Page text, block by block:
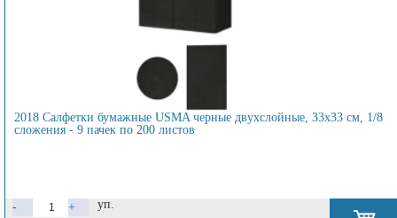
2018 Салфетки бумажные USMA черные двухслойные, 33х33 см, 1/8
сложения - 9 пачек по 200 листов
- +
уп.